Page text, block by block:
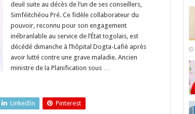
de
Faure
Gnassingbé
est
mort
deuil suite au décès de l’un de ses conseillers,
Simféitchéou Pré. Ce fidèle collaborateur du
pouvoir, reconnu pour son engagement
inébranlable au service de l’État togolais, est
décédé dimanche à l’hôpital Dogta-Lafiè après
avoir lutté contre une grave maladie. Ancien
ministre de la Planification sous …
LinkedIn Pinterest